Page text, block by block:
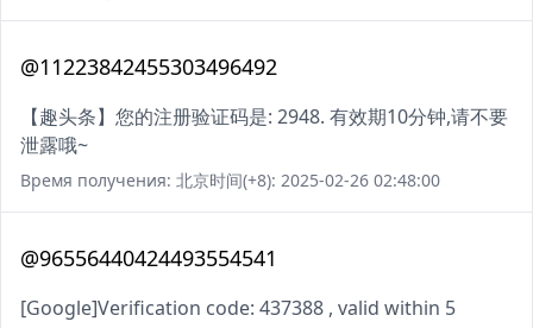
@11223842455303496492
【趣头条】您的注册验证码是: 2948. 有效期10分钟,请不要
泄露哦~
Время получения: 北京时间(+8): 2025-02-26 02:48:00
@96556440424493554541
[Google]Verification code: 437388 , valid within 5